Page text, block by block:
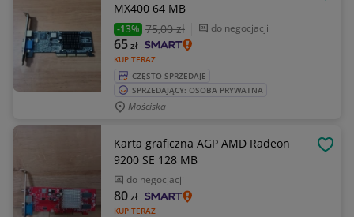
MX400 64 MB
-13% 75,00 zł do negocjacji
KUP TERAZ
65zł
CZĘSTO SPRZEDAJE
SPRZEDAJĄCY: OSOBA PRYWATNA
Mościska
Karta graficzna AGP AMD Radeon
9200 SE 128 MB
do negocjacji
KUP TERAZ
80zł